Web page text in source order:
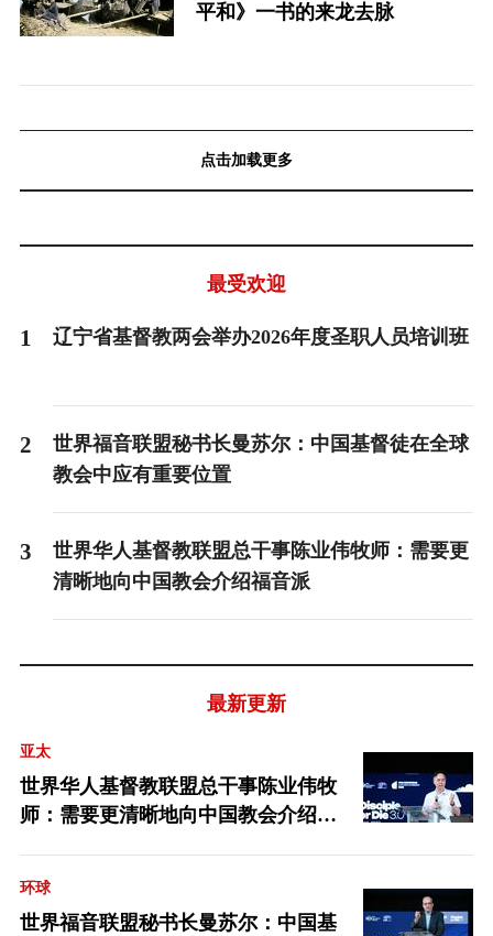
平和》一书的来龙去脉
点击加载更多
最受欢迎
1 辽宁省基督教两会举办2026年度圣职人员培训班
2
世界福音联盟秘书长曼苏尔：中国基督徒在全球
教会中应有重要位置
3
世界华人基督教联盟总干事陈业伟牧师：需要更
清晰地向中国教会介绍福音派
最新更新
亚太
世界华人基督教联盟总干事陈业伟牧
师：需要更清晰地向中国教会介绍福
环球
世界福音联盟秘书长曼苏尔：中国基